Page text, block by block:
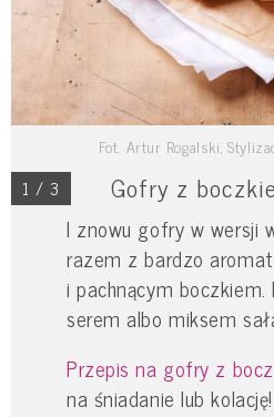
Fot. Artur Rogalski,
1 / 3 Gofry z
I znowu gofry w wersji
razem z bardzo
i pachnącym
serem albo miksem
Przepis na gofry z
na śniadanie lub kolację!